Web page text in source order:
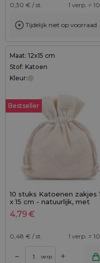
0,30 € / st. 1 verp. = 10
Tijdelijk niet op voorraad
Maat: 12x15 cm
Stof: Katoen
Kleur:
Bestseller
10 stuks Katoenen zakjes
x 15 cm - natuurlijk, met
dubbel trekkoord
4,79€
0,48 € / st. 1 verp. =
– verp. +